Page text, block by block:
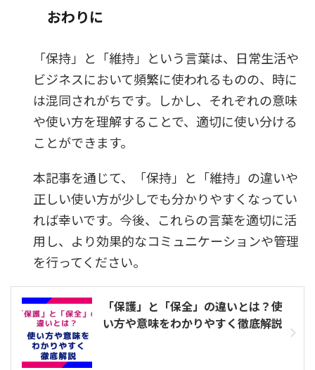
おわりに
「保持」と「維持」という言葉は、日常生活や
ビジネスにおいて頻繁に使われるものの、時に
は混同されがちです。しかし、それぞれの意味
や使い方を理解することで、適切に使い分ける
ことができます。
本記事を通じて、「保持」と「維持」の違いや
正しい使い方が少しでも分かりやすくなってい
れば幸いです。今後、これらの言葉を適切に活
用し、より効果的なコミュニケーションや管理
を行ってください。
「保護」と「保全」の違いとは？使
い方や意味をわかりやすく徹底解説